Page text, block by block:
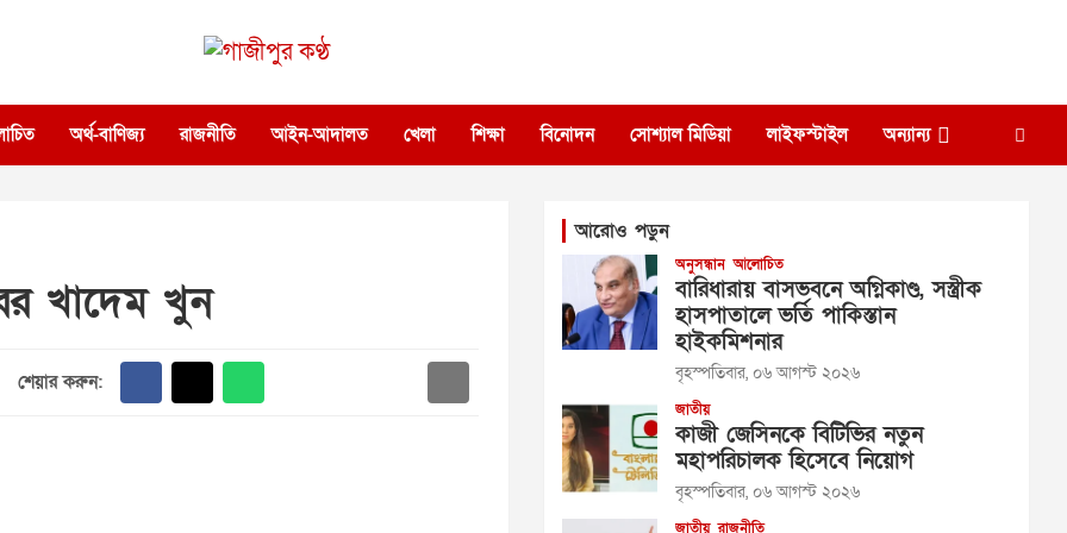
গাজীপুর কণ্ঠ
অর্থ-বাণিজ্য রাজনীতি আইন-আদালত খেলা শিক্ষা বিনোদন সোশ্যাল মিডিয়া লাইফস্টাইল অন্যান্য
খাদেম খুন
শেয়ার করুন:
আরোও পড়ুন
অনুসন্ধান আলোচিত
বারিধারায় বাসভবনে অগ্নিকাণ্ড, সস্ত্রীক
হাসপাতালে ভর্তি পাকিস্তান
হাইকমিশনার
বৃহস্পতিবার, ০৬ আগস্ট ২০২৬
জাতীয়
কাজী জেসিনকে বিটিভির নতুন
মহাপরিচালক হিসেবে নিয়োগ
বৃহস্পতিবার, ০৬ আগস্ট ২০২৬
জাতীয় রাজনীতি